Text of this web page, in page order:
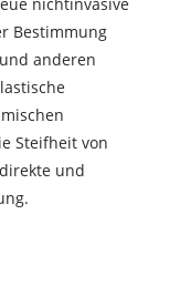
Bestimmung
anderen
Steifheit von
und